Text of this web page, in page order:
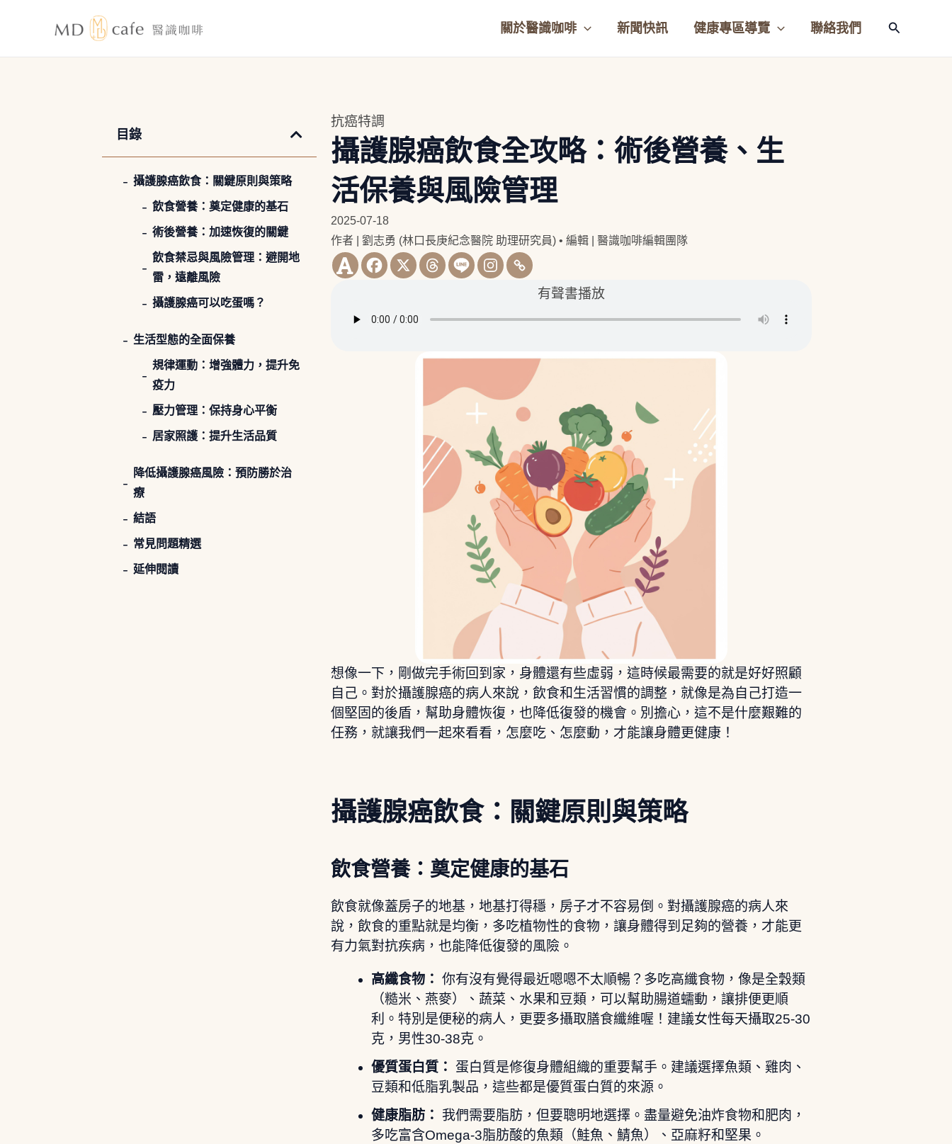
關於醫識咖啡 新聞快訊 健康專區導覽 聯絡我們
搜
目錄
攝護腺癌飲食：關鍵原則與策略
飲食營養：奠定健康的基石
術後營養：加速恢復的關鍵
飲食禁忌與風險管理：避開地
雷，遠離風險
攝護腺癌可以吃蛋嗎？
生活型態的全面保養
規律運動：增強體力，提升免
疫力
壓力管理：保持身心平衡
居家照護：提升生活品質
降低攝護腺癌風險：預防勝於治
療
結語
常見問題精選
延伸閱讀
抗癌特調
攝護腺癌飲食全攻略：術後營養、生
活保養與風險管理
2025-07-18
作者 | 劉志勇 (林口長庚紀念醫院 助理研究員)• 編輯 | 醫識咖啡編輯團隊
有聲書播放
想像一下，剛做完手術回到家，身體還有些虛弱，這時候最需要的就是好好照顧
自己。對於攝護腺癌的病人來說，飲食和生活習慣的調整，就像是為自己打造一
個堅固的後盾，幫助身體恢復，也降低復發的機會。別擔心，這不是什麼艱難的
任務，就讓我們一起來看看，怎麼吃、怎麼動，才能讓身體更健康！
攝護腺癌飲食：關鍵原則與策略
飲食營養：奠定健康的基石
飲食就像蓋房子的地基，地基打得穩，房子才不容易倒。對攝護腺癌的病人來
說，飲食的重點就是均衡，多吃植物性的食物，讓身體得到足夠的營養，才能更
有力氣對抗疾病，也能降低復發的風險。
高纖食物： 你有沒有覺得最近嗯嗯不太順暢？多吃高纖食物，像是全穀類
（糙米、燕麥）、蔬菜、水果和豆類，可以幫助腸道蠕動，讓排便更順
利。特別是便秘的病人，更要多攝取膳食纖維喔！建議女性每天攝取25-30
克，男性30-38克。
優質蛋白質： 蛋白質是修復身體組織的重要幫手。建議選擇魚類、雞肉、
豆類和低脂乳製品，這些都是優質蛋白質的來源。
健康脂肪：
我們需要脂肪，但要聰明地選擇。盡量避免油炸食物和肥肉，
多吃富含Omega-3脂肪酸的魚類（鮭魚、鯖魚）、亞麻籽和堅果。